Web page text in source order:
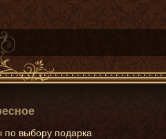
по выбору подарка